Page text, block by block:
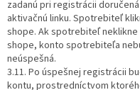
zadanú pri registrácii
aktivačnú linku. Spotrebiteľ
shope. Ak spotrebiteľ neklikne
shope, konto spotrebiteľa
neúspešná.
3.11. Po úspešnej registrácii
kontu, prostredníctvom